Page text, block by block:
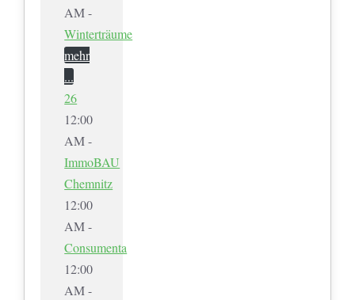
AM -
Winterträume
mehr
...
26
12:00
AM -
ImmoBAU
Chemnitz
12:00
AM -
Consumenta
12:00
AM -